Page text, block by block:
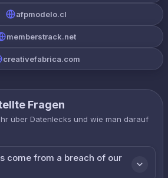
afpmodelo.cl
memberstrack.net
creativefabrica.com
Fragen
über Datenlecks und wie man darauf
come from a breach of our